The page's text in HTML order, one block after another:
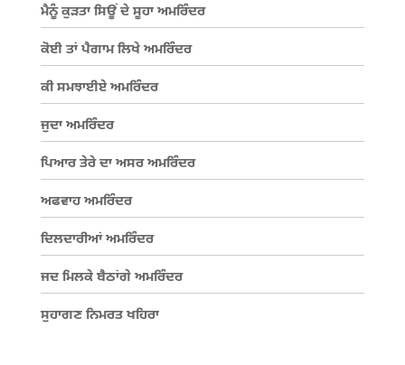
ਮੈਨੂੰ ਕੁੜਤਾ ਸਿਊਂ ਦੇ ਸੂਹਾ ਅਮਰਿੰਦਰ
ਕੋਈ ਤਾਂ ਪੈਗਾਮ ਲਿਖੇ ਅਮਰਿੰਦਰ
ਕੀ ਸਮਝਾਈਏ ਅਮਰਿੰਦਰ
ਜੁਦਾ ਅਮਰਿੰਦਰ
ਪਿਆਰ ਤੇਰੇ ਦਾ ਅਸਰ ਅਮਰਿੰਦਰ
ਅਫਵਾਹ ਅਮਰਿੰਦਰ
ਦਿਲਦਾਰੀਆਂ ਅਮਰਿੰਦਰ
ਜਦ ਮਿਲਕੇ ਬੈਠਾਂਗੇ ਅਮਰਿੰਦਰ
ਸੁਹਾਗਣ ਨਿਮਰਤ ਖਹਿਰਾ